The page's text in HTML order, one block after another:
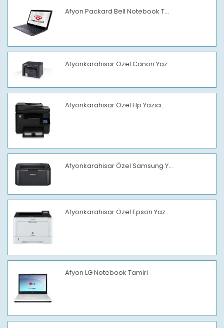
Afyon Packard Bell Notebook T...
Afyonkarahisar Özel Canon Yaz...
Afyonkarahisar Özel Hp Yazıcı...
Afyonkarahisar Özel Samsung Y...
Afyonkarahisar Özel Epson Yaz...
Afyon LG Notebook Tamiri